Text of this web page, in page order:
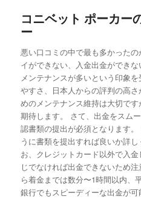
コニベット ポーカー
ー
悪い口コミの中で最も多かった
イができない、入金出金ができ
メンテナンスが多いという印象
やすさ、日本人からの評判の高
めのメンテナンス維持は大切で
期待します。 さて、出金をスム
認書類の提出が必須となります
うに書類を提出すれば良いか詳
お、クレジットカード以外で入
じでなければ出金できないため
ら着金までは数分〜1時間以内、
銀行でもスピーディーな出金が可